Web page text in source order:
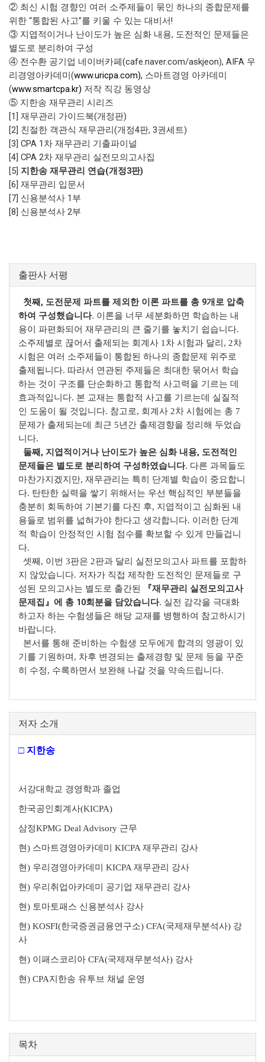
② 최신 시험 경향인 여러 소주제들이 묶인 하나의 종합문제를
위한 “통합된 사고”를 키울 수 있는 대비서!
③ 지엽적이거나 난이도가 높은 심화 내용, 도전적인 문제들은
별도로 분리하여 구성
④ 전수환 공기업 네이버카페(cafe.naver.com/askjeon), AIFA 우
리경영아카데미(www.uricpa.com), 스마트경영 아카데미
(www.smartcpa.kr) 저작 직강 동영상
⑤ 지한송 재무관리 시리즈
[1] 재무관리 가이드북(개정판)
[2] 친절한 객관식 재무관리(개정4판, 3권세트)
[3] CPA 1차 재무관리 기출파이널
[4] CPA 2차 재무관리 실전모의고사집
[5] 지한송 재무관리 연습(개정3판)
[6] 재무관리 입문서
[7] 신용분석사 1부
[8] 신용분석사 2부
출판사 서평
첫째, 도전문제 파트를 제외한 이론 파트를 총 9개로 압축
하여 구성했습니다. 이론을 너무 세분화하면 학습하는 내
용이 파편화되어 재무관리의 큰 줄기를 놓치기 쉽습니다.
소주제별로 끊어서 출제되는 회계사 1차 시험과 달리, 2차
시험은 여러 소주제들이 통합된 하나의 종합문제 위주로
출제됩니다. 따라서 연관된 주제들은 최대한 묶어서 학습
하는 것이 구조를 단순화하고 통합적 사고력을 기르는 데
효과적입니다. 본 교재는 통합적 사고를 기르는데 실질적
인 도움이 될 것입니다. 참고로, 회계사 2차 시험에는 총 7
문제가 출제되는데 최근 5년간 출제경향을 정리해 두었습
니다.
둘째, 지엽적이거나 난이도가 높은 심화 내용, 도전적인
문제들은 별도로 분리하여 구성하였습니다. 다른 과목들도
마찬가지겠지만, 재무관리는 특히 단계별 학습이 중요합니
다. 탄탄한 실력을 쌓기 위해서는 우선 핵심적인 부분들을
충분히 회독하여 기본기를 다진 후, 지엽적이고 심화된 내
용들로 범위를 넓혀가야 한다고 생각합니다. 이러한 단계
적 학습이 안정적인 시험 점수를 확보할 수 있게 만들겁니
다.
셋째, 이번 3판은 2판과 달리 실전모의고사 파트를 포함하
지 않았습니다. 저자가 직접 제작한 도전적인 문제들로 구
성된 모의고사는 별도로 출간된
『재무관리 실전모의고사
문제집』에 총 10회분을 담았습니다. 실전 감각을 극대화
하고자 하는 수험생들은 해당 교재를 병행하여 참고하시기
바랍니다.
본서를 통해 준비하는 수험생 모두에게 합격의 영광이 있
기를 기원하며, 차후 변경되는 출제경향 및 문제 등을 꾸준
히 수정, 수록하면서 보완해 나갈 것을 약속드립니다.
저자 소개
□ 지한송
서강대학교 경영학과 졸업
한국공인회계사(KICPA)
삼정KPMG Deal Advisory 근무
현) 스마트경영아카데미 KICPA 재무관리 강사
현) 우리경영아카데미 KICPA 재무관리 강사
현) 우리취업아카데미 공기업 재무관리 강사
현) 토마토패스 신용분석사 강사
현) KOSFI(한국증권금융연구소) CFA(국제재무분석사) 강
사
현) 이패스코리아 CFA(국제재무분석사) 강사
현) CPA지한송 유투브 채널 운영
목차